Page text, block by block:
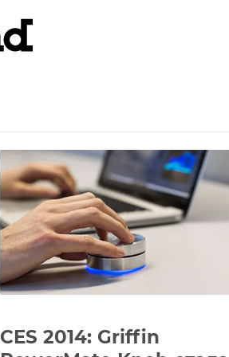
CES 2014: Griffin